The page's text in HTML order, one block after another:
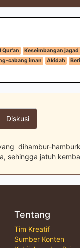
Qur'an
Keseimbangan jagad
cabang iman Akidah
Diskusi
dihambur-
sehingga jatuh
Tentang
Tim Kreatif
Sumber Konten